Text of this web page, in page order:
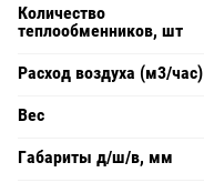
Количество
теплообменников, шт
Расход воздуха (м3/час)
Вес
Габариты д/ш/в, мм